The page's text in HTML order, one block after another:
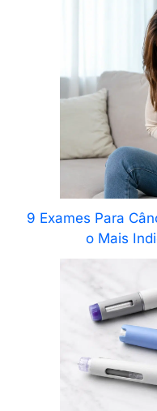
9 Exames Para
o Mais